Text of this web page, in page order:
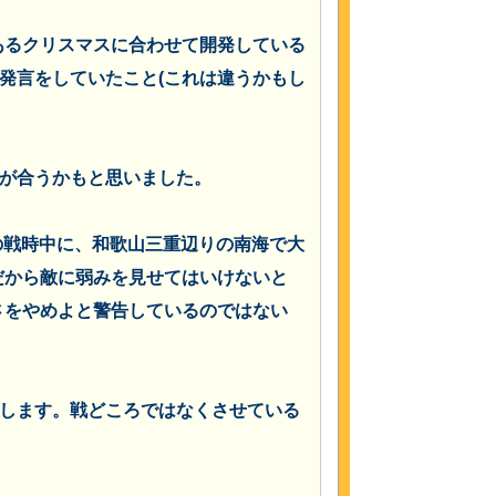
クリスマスに合わせて開発している
言をしていたこと(これは違うかもし
合うかもと思いました。
時中に、和歌山三重辺りの南海で大
ら敵に弱みを見せてはいけないと
やめよと警告しているのではない
ます。戦どころではなくさせている